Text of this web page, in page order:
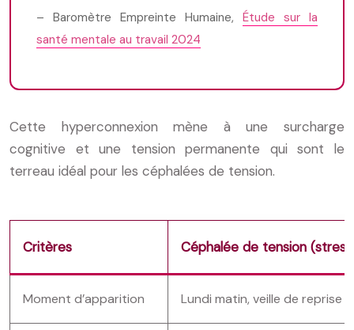
– Baromètre Empreinte Humaine, Étude sur la
santé mentale au travail 2024
Cette hyperconnexion mène à une surcharge
cognitive et une tension permanente qui sont le
terreau idéal pour les céphalées de tension.
Critères Céphalée de tension
Moment d’apparition Lundi matin, veille de reprise